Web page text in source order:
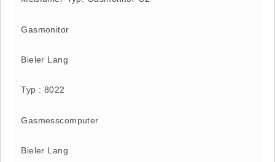
Gasmonitor
Bieler Lang
Typ : 8022
Gasmesscomputer
Bieler Lang